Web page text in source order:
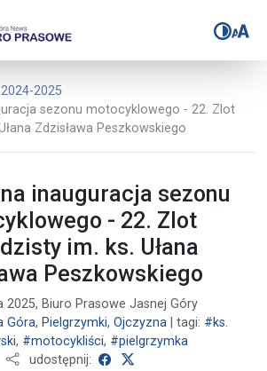
Jasnej Góry –
Góry2025
sezonu motocyklowego - 22. Zlot
Zdzisława Peszkowskiego
inauguracja sezonu
- 22. Zlot
im. ks. Ułana
Peszkowskiego
2025, Biuro Prasowe Jasnej Góry
Góra, Pielgrzymki, Ojczyzna | tagi: #ks.
, #motocykliści, #pielgrzymka
udostępnij:
udostępnij na Facebooku